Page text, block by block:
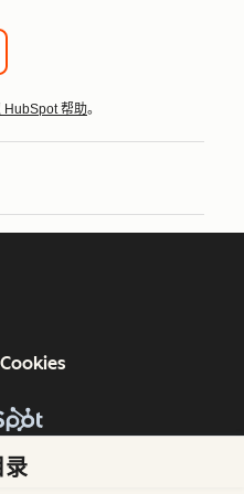
HubSpot 帮助。
录
HubSpot, Inc.